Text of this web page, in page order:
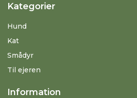
Kategorier
Hund
Kat
Smådyr
Til ejeren
Information